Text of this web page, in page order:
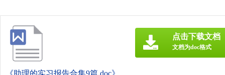
《助理的实习报告合集9篇.doc》
点击下载文档
文档为doc格式